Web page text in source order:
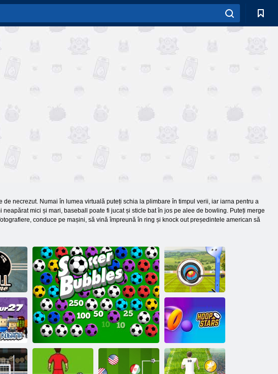
necrezut. Numai în lumea virtuală puteți schia la plimbare în timpul verii, iar iarna pentru a
mici și mari, baseball poate fi jucat și sticle bat în jos pe alee de bowling. Puteți merge
conduce pe mașini, să vină împreună în ring și knock out președintele american să
Turul mondial
de tir cu arcul